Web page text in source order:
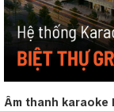
Âm thanh karaoke